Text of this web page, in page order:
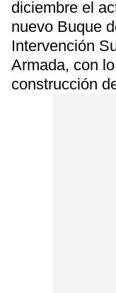
diciembre el
nuevo Buque
Intervención
Armada, con
construcción